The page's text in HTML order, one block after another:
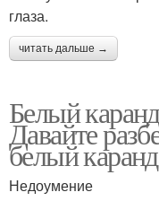
глаза.
читать дальше →
Белый
Давайте
белый
Недоумение